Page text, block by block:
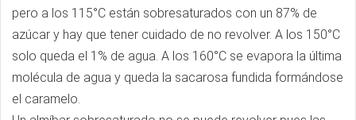
pero a los 115°C están sobresaturados con un 87% de
azúcar y hay que tener cuidado de no revolver. A los 150°C
solo queda el 1% de agua. A los 160°C se evapora la última
molécula de agua y queda la sacarosa fundida formándose
el caramelo.